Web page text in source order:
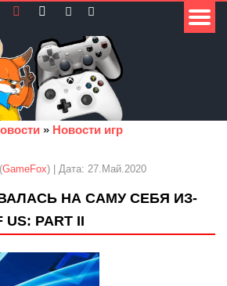
» Новости игр
GameFox) | Дата: 27.Май.2020
НА САМУ СЕБЯ ИЗ-
US: PART II